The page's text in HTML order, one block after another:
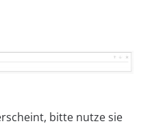
bitte nutze sie